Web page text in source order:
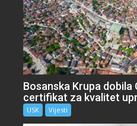
Bosanska Krupa dobila
certifikat za kvalitet
USK Vijesti